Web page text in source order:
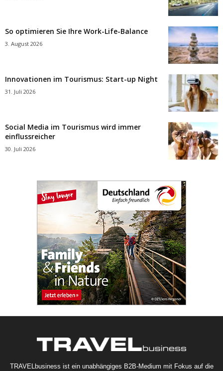
So optimieren Sie Ihre Work-Life-Balance
3. August 2026
Innovationen im Tourismus: Start-up Night
31. Juli 2026
Social Media im Tourismus wird immer
einflussreicher
30. Juli 2026
TRAVELbusiness ist ein unabhängiges B2B-Medium mit Fokus auf die